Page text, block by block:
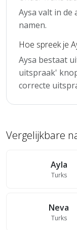
Aysa valt in
namen.
Hoe spreek je
Aysa bestaat
uitspraak'
correcte
Vergelijkbare
Ayla
Turks
Neva
Turks